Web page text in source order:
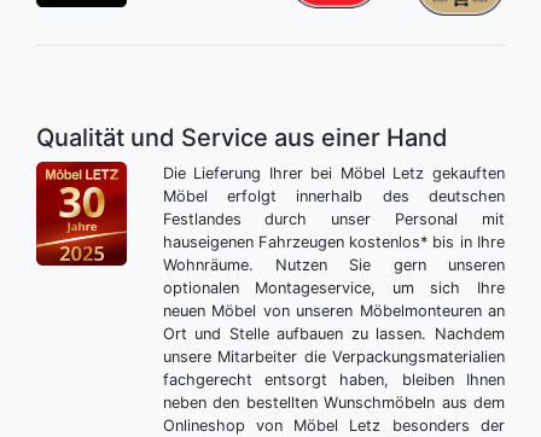
Qualität und Service aus einer Hand
Die Lieferung Ihrer bei Möbel Letz gekauften
Möbel erfolgt innerhalb des deutschen
Festlandes durch unser Personal mit
hauseigenen Fahrzeugen kostenlos* bis in Ihre
Wohnräume. Nutzen Sie gern unseren
optionalen Montageservice, um sich Ihre
neuen Möbel von unseren Möbelmonteuren an
Ort und Stelle aufbauen zu lassen. Nachdem
unsere Mitarbeiter die Verpackungsmaterialien
fachgerecht entsorgt haben, bleiben Ihnen
neben den bestellten Wunschmöbeln aus dem
Onlineshop von Möbel Letz besonders der